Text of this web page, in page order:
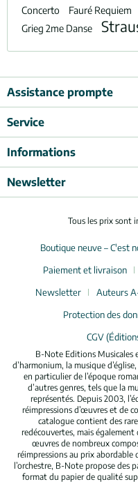
Concerto
Fauré Requiem
Grieg 2me Danse
Assistance prompte
Service
Informations
Newsletter
Tous les prix sont
Boutique neuve – C'est
Paiement et livraison
Newsletter
Auteurs
Protection des
CGV
B-Note Editions Musicales
d’harmonium, la musique
en particulier de l’époque
d’autres genres, tels que la
représentés. Depuis 2003,
réimpressions d’œuvres et de
catalogue contient des
redécouvertes, mais également
œuvres de nombreux
réimpressions au prix abordable
l’orchestre, B-Note propose des
format du papier de qualité